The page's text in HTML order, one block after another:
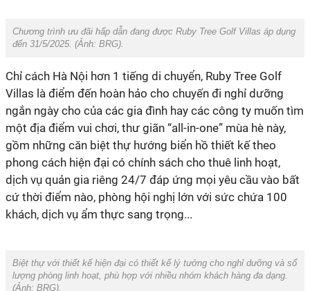
Chương trình ưu đãi hấp dẫn đang được Ruby Tree Golf Villas áp dụng
đến 31/5/2025. (Ảnh: BRG).
Chỉ cách Hà Nội hơn 1 tiếng di chuyển, Ruby Tree Golf
Villas là điểm đến hoàn hảo cho chuyến đi nghỉ dưỡng
ngắn ngày cho của các gia đình hay các công ty muốn tìm
một địa điểm vui chơi, thư giãn “all-in-one” mùa hè này,
gồm những căn biệt thự hướng biển hồ thiết kế theo
phong cách hiện đại có chính sách cho thuê linh hoạt,
dịch vụ quản gia riêng 24/7 đáp ứng mọi yêu cầu vào bất
cứ thời điểm nào, phòng hội nghị lớn với sức chứa 100
khách, dịch vụ ẩm thực sang trọng...
Biệt thự với thiết kế hiện đại có thiết kế lý tưởng cho nghỉ dưỡng và số
lượng phòng linh hoạt, phù hợp với nhiều nhóm khách hàng đa dạng.
(Ảnh: BRG).